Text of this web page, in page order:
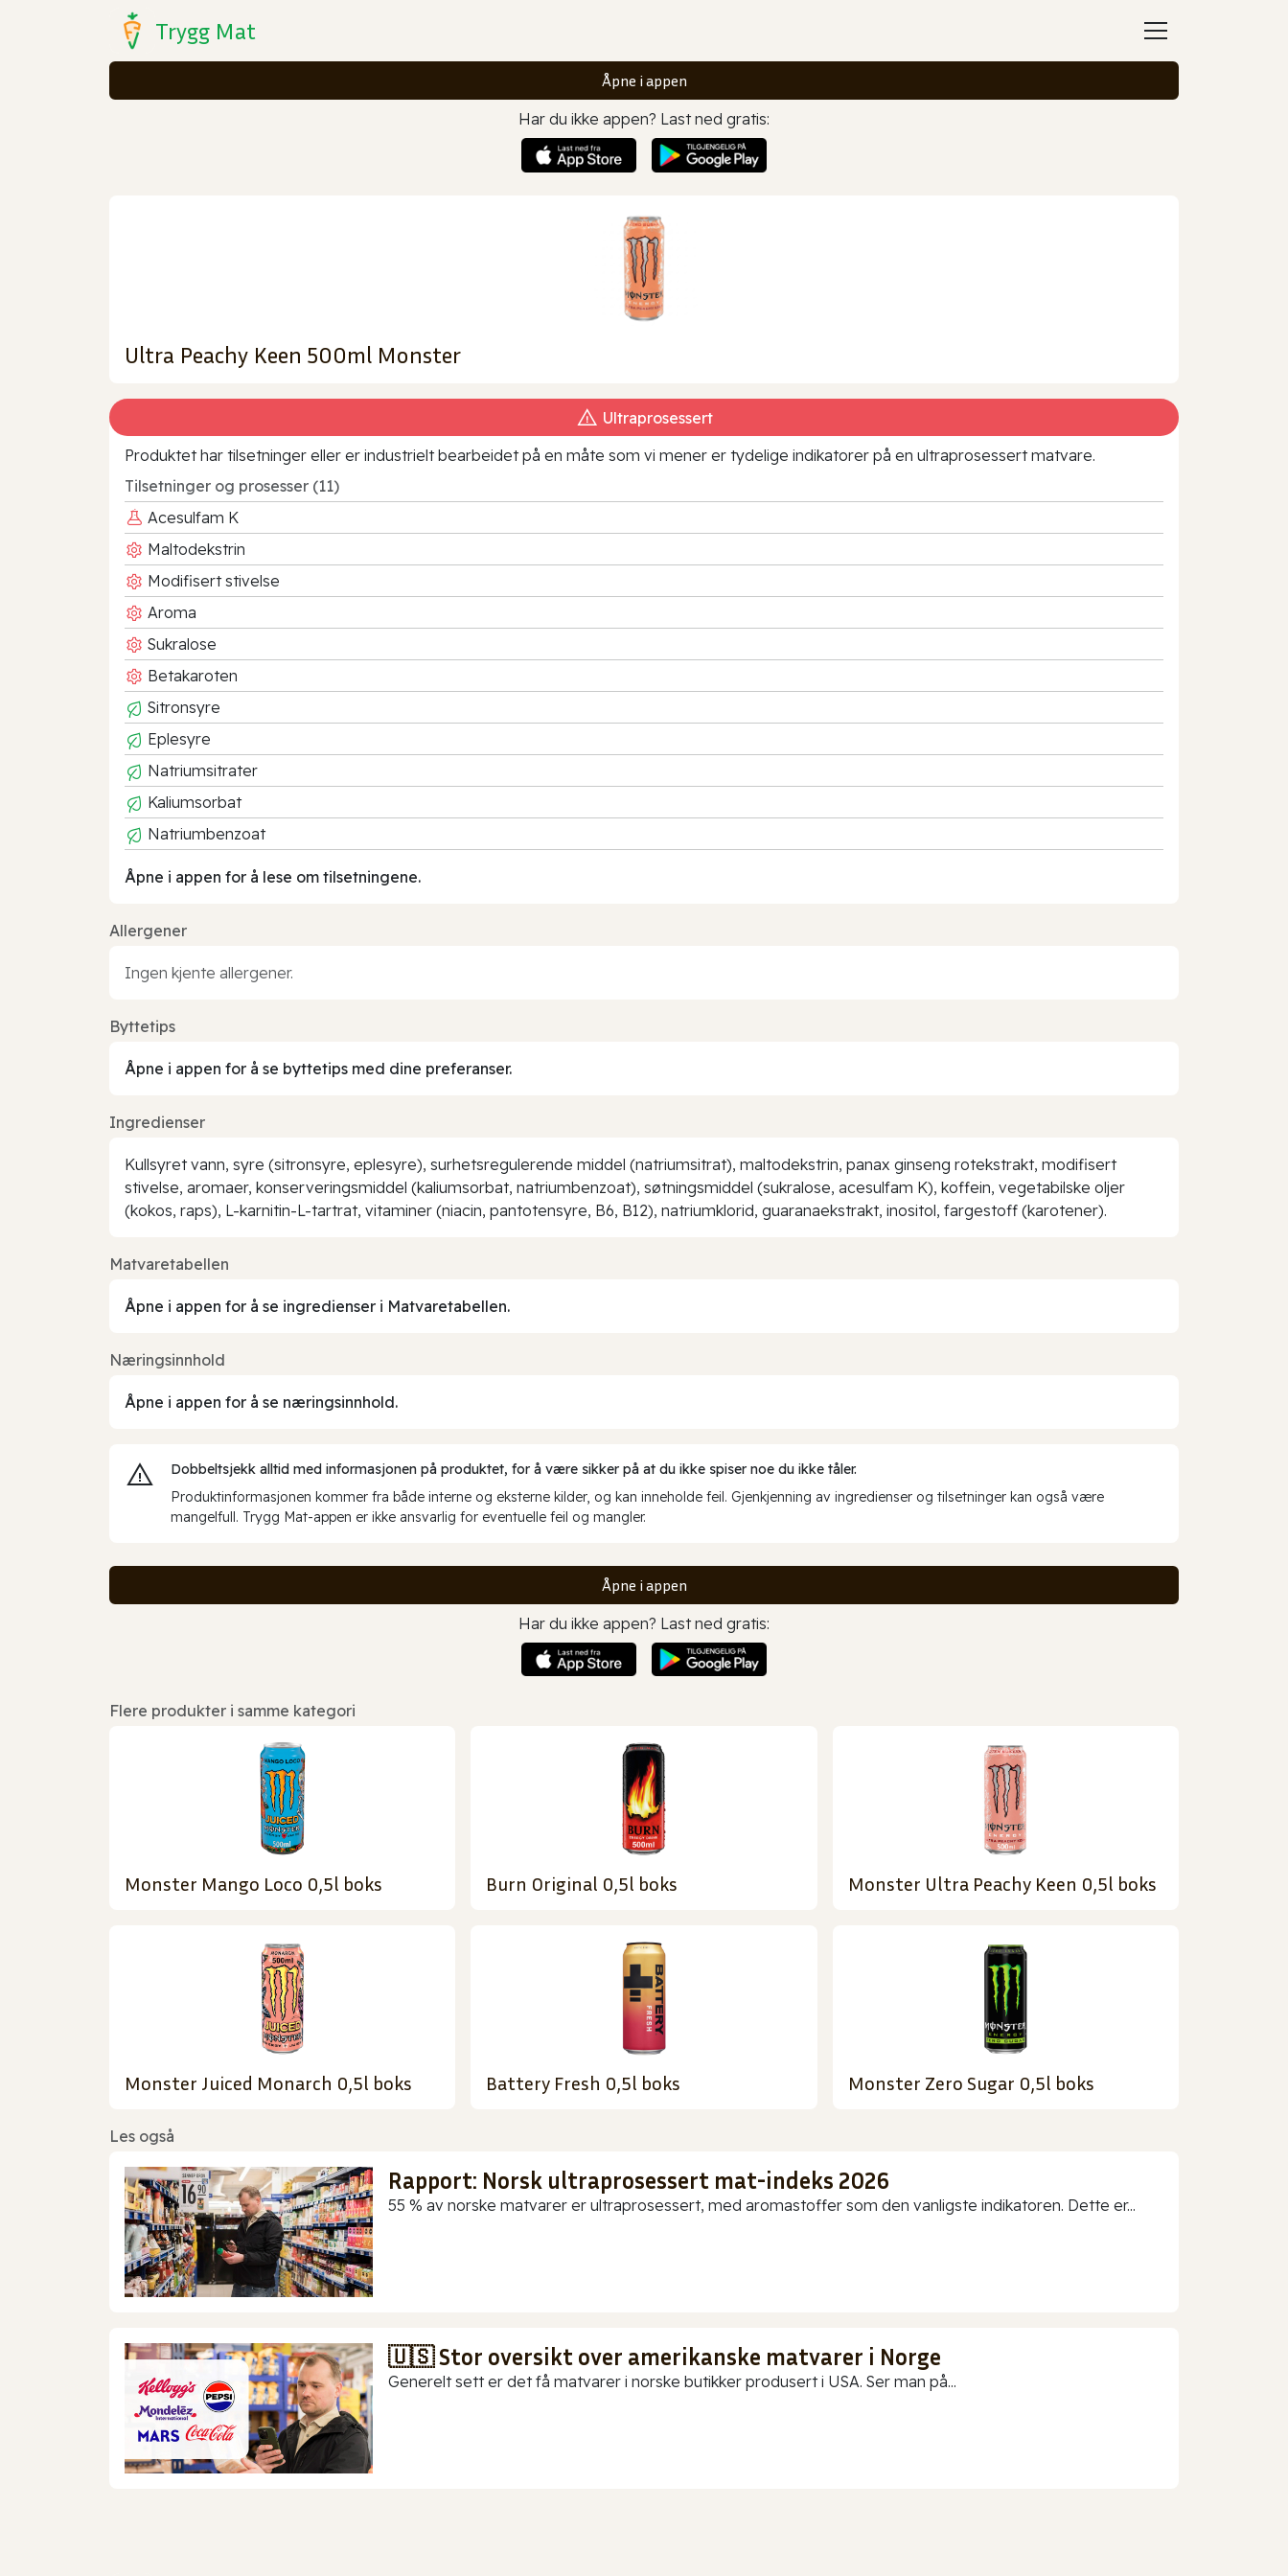
Trygg Mat
Åpne i appen
Har du ikke appen? Last ned gratis:
Ultra Peachy Keen 500ml Monster
Ultraprosessert
Produktet har tilsetninger eller er industrielt bearbeidet på en måte som vi mener er tydelige indikatorer på en ultraprosessert matvare.
Tilsetninger og prosesser (11)
Acesulfam K
Maltodekstrin
Modifisert stivelse
Aroma
Sukralose
Betakaroten
Sitronsyre
Eplesyre
Natriumsitrater
Kaliumsorbat
Natriumbenzoat
Åpne i appen for å lese om tilsetningene.
Allergener
Ingen kjente allergener.
Byttetips
Åpne i appen for å se byttetips med dine preferanser.
Ingredienser
Kullsyret vann, syre (sitronsyre, eplesyre), surhetsregulerende middel (natriumsitrat), maltodekstrin, panax ginseng rotekstrakt, modifisert
stivelse, aromaer, konserveringsmiddel (kaliumsorbat, natriumbenzoat), søtningsmiddel (sukralose, acesulfam K), koffein, vegetabilske oljer
(kokos, raps), L-karnitin-L-tartrat, vitaminer (niacin, pantotensyre, B6, B12), natriumklorid, guaranaekstrakt, inositol, fargestoff (karotener).
Matvaretabellen
Åpne i appen for å se ingredienser i Matvaretabellen.
Næringsinnhold
Åpne i appen for å se næringsinnhold.
Dobbeltsjekk alltid med informasjonen på produktet, for å være sikker på at du ikke spiser noe du ikke tåler.
Produktinformasjonen kommer fra både interne og eksterne kilder, og kan inneholde feil. Gjenkjenning av ingredienser og tilsetninger kan også være
mangelfull. Trygg Mat-appen er ikke ansvarlig for eventuelle feil og mangler.
Åpne i appen
Har du ikke appen? Last ned gratis:
Flere produkter i samme kategori
Monster Mango Loco 0,5l boks Burn Original 0,5l boks Monster Ultra Peachy Keen 0,5l boks
Monster Juiced Monarch 0,5l boks Battery Fresh 0,5l boks Monster Zero Sugar 0,5l boks
Les også
Rapport: Norsk ultraprosessert mat-indeks 2026
55 % av norske matvarer er ultraprosessert, med aromastoffer som den vanligste indikatoren. Dette er...
🇺🇸 Stor oversikt over amerikanske matvarer i Norge
Generelt sett er det få matvarer i norske butikker produsert i USA. Ser man på...